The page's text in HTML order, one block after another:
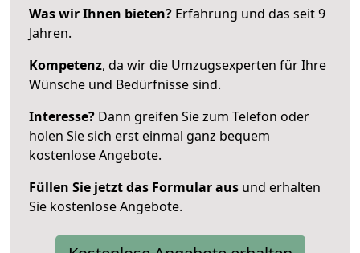
Was wir Ihnen bieten? Erfahrung und das seit 9
Jahren.
Kompetenz, da wir die Umzugsexperten für Ihre
Wünsche und Bedürfnisse sind.
Interesse? Dann greifen Sie zum Telefon oder
holen Sie sich erst einmal ganz bequem
kostenlose Angebote.
Füllen Sie jetzt das Formular aus und erhalten
Sie kostenlose Angebote.